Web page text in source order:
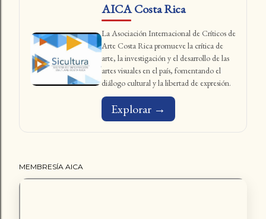
AICA Costa Rica
La Asociación Internacional de Críticos de
Arte Costa Rica promueve la crítica de
arte, la investigación y el desarrollo de las
artes visuales en el país, fomentando el
diálogo cultural y la libertad de expresión.
Explorar →
MEMBRESÍA AICA